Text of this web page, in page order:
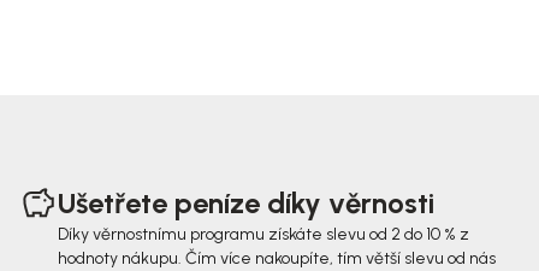
Ušetřete peníze díky věrnosti
Díky věrnostnímu programu získáte slevu od 2 do 10 % z
hodnoty nákupu. Čím více nakoupíte, tím větší slevu od nás